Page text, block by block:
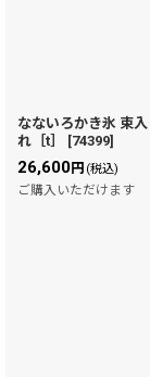
なないろかき氷 束入
れ［t］
[74399]
26,600円 (税込)
ご購入いただけます